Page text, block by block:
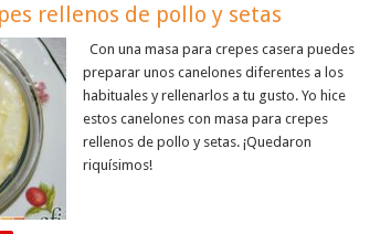
rellenos de pollo y setas
Con una masa para crepes casera puedes
preparar unos canelones diferentes a los
habituales y rellenarlos a tu gusto. Yo hice
estos canelones con masa para crepes
rellenos de pollo y setas. ¡Quedaron
riquísimos!